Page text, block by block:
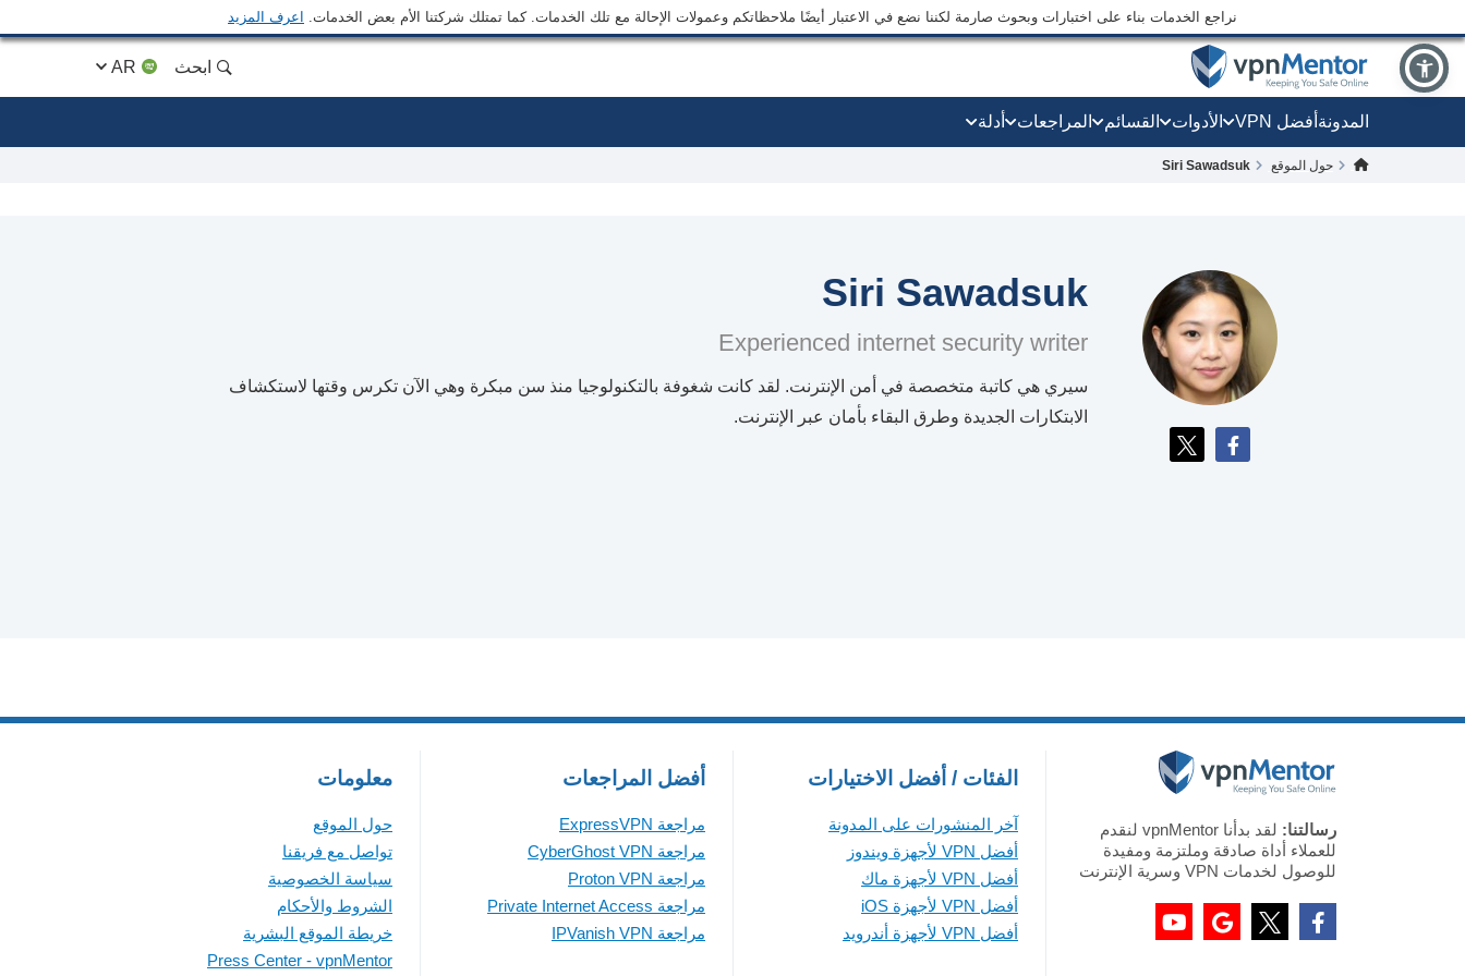
نراجع الخدمات بناء على اختبارات وبحوث صارمة لكننا نضع في الاعتبار أيضًا ملاحظاتكم وعمولات الإحالة مع تلك الخدمات. كما تمتلك شركتنا الأم بعض الخدمات. اعرف المزيد
ابحث
المدونة أفضل VPN الأدوات القسائم المراجعات أدلة
حول الموقع Siri Sawadsuk
Siri Sawadsuk
Experienced internet security writer
سيري هي كاتبة متخصصة في أمن الإنترنت. لقد كانت شغوفة بالتكنولوجيا منذ سن مبكرة وهي الآن تكرس وقتها لاستكشاف
الابتكارات الجديدة وطرق البقاء بأمان عبر الإنترنت.
رسالتنا:
لقد بدأنا vpnMentor لنقدم
للعملاء أداة صادقة وملتزمة ومفيدة
للوصول لخدمات VPN وسرية الإنترنت
الفئات / أفضل الاختيارات
آخر المنشورات على المدونة
أفضل VPN لأجهزة ويندوز
أفضل VPN لأجهزة ماك
أفضل VPN لأجهزة iOS
أفضل VPN لأجهزة أندرويد
أفضل المراجعات
مراجعة ExpressVPN
مراجعة CyberGhost VPN
مراجعة Proton VPN
مراجعة Private Internet Access
مراجعة IPVanish VPN
معلومات
حول الموقع
تواصل مع فريقنا
سياسة الخصوصية
الشروط والأحكام
خريطة الموقع البشرية
Press Center - vpnMentor